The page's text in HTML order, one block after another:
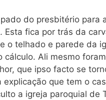
do presbitério para
fica por trás da
o telhado e parede da
cálculo. Ali mesmo
que ipso facto se
que tem o
a igreja paroquial de